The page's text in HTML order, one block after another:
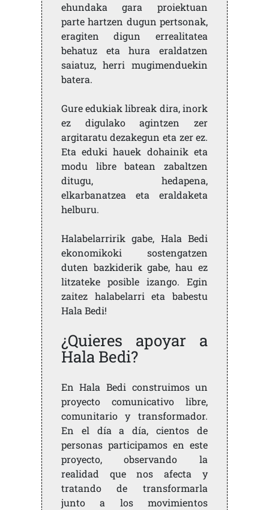
ehundaka gara proiektuan
parte hartzen dugun pertsonak,
eragiten digun errealitatea
behatuz eta hura eraldatzen
saiatuz, herri mugimenduekin
batera.
Gure edukiak libreak dira, inork
ez digulako agintzen zer
argitaratu dezakegun eta zer ez.
Eta eduki hauek dohainik eta
modu libre batean zabaltzen
ditugu, hedapena,
elkarbanatzea eta eraldaketa
helburu.
Halabelarririk gabe, Hala Bedi
ekonomikoki sostengatzen
duten bazkiderik gabe, hau ez
litzateke posible izango. Egin
zaitez halabelarri eta babestu
Hala Bedi!
¿Quieres apoyar a
Hala Bedi?
En Hala Bedi construimos un
proyecto comunicativo libre,
comunitario y transformador.
En el día a día, cientos de
personas participamos en este
proyecto, observando la
realidad que nos afecta y
tratando de transformarla
junto a los movimientos